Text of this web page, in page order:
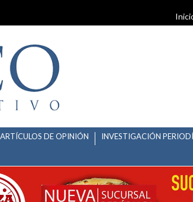
ARTÍCULOS DE OPINIÓN INVESTIGACIÓN